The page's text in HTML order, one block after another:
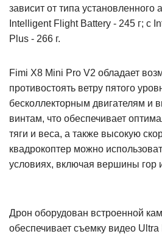
зависит от типа установленного
Intelligent Flight Battery - 245 г; с
Plus - 266 г.
Fimi X8 Mini Pro V2 обладает
противостоять ветру пятого
бесколлекторным двигателям и
винтам, что обеспечивает
тяги и веса, а также высокую
квадрокоптер можно
условиях, включая вершины гор
Дрон оборудован встроенной
обеспечивает съемку видео